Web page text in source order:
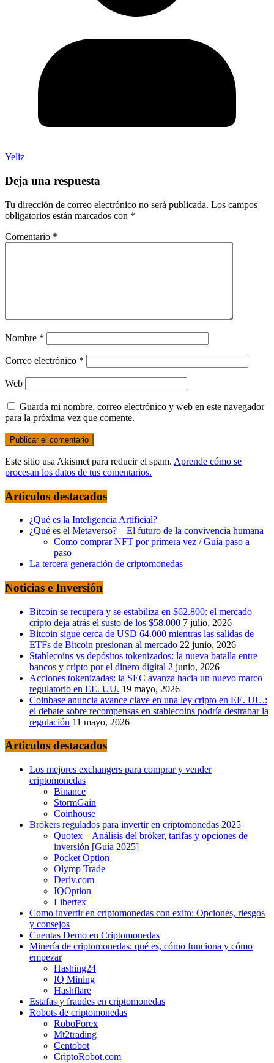
Yeliz
Deja una respuesta
Tu dirección de correo electrónico no será publicada. Los campos
obligatorios están marcados con *
Comentario *
Nombre *
Correo electrónico *
Web
Guarda mi nombre, correo electrónico y web en este navegador
para la próxima vez que comente.
Este sitio usa Akismet para reducir el spam. Aprende cómo se
procesan los datos de tus comentarios.
Articulos destacados
¿Qué es la Inteligencia Artificial?
¿Qué es el Metaverso? – El futuro de la convivencia humana
Como comprar NFT por primera vez / Guía paso a
paso
La tercera generación de criptomonedas
Noticias e Inversión
Bitcoin se recupera y se estabiliza en $62.800: el mercado
cripto deja atrás el susto de los $58.000 7 julio, 2026
Bitcoin sigue cerca de USD 64.000 mientras las salidas de
ETFs de Bitcoin presionan al mercado 22 junio, 2026
Stablecoins vs depósitos tokenizados: la nueva batalla entre
bancos y cripto por el dinero digital 2 junio, 2026
Acciones tokenizadas: la SEC avanza hacia un nuevo marco
regulatorio en EE. UU. 19 mayo, 2026
Coinbase anuncia avance clave en una ley cripto en EE. UU.:
el debate sobre recompensas en stablecoins podría destrabar la
regulación 11 mayo, 2026
Articulos destacados
Los mejores exchangers para comprar y vender
criptomonedas
Binance
StormGain
Coinhouse
Brókers regulados para invertir en criptomonedas 2025
Quotex – Análisis del bróker, tarifas y opciones de
inversión [Guía 2025]
Pocket Option
Olymp Trade
Deriv.com
IQOption
Libertex
Como invertir en criptomonedas con exito: Opciones, riesgos
y consejos
Cuentas Demo en Criptomonedas
Minería de criptomonedas: qué es, cómo funciona y cómo
empezar
Hashing24
IQ Mining
Hashflare
Estafas y fraudes en criptomonedas
Robots de criptomonedas
RoboForex
Mt2trading
Centobot
CriptoRobot.com